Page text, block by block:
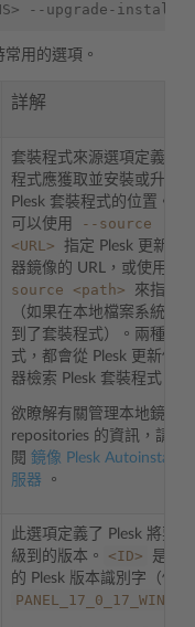
> --upgrade-
用的選項。
詳解
套裝程式來源選項定義安裝
程式應獲取並安裝或升級
Plesk 套裝程式的位置。您
可以使用
--source
<URL>
指定 Plesk 更新伺
器鏡像的 URL，或使用
source
<path>
來指定
（如果在本地檔案系統中找
到了套裝程式）。兩種方
式，都會從 Plesk 更新伺服
器檢索 Plesk 套裝程式。
欲瞭解有關管理本地鏡像
repositories 的資訊，請參
閱 鏡像 Plesk Autoinstall 伺
服器 。
此選項定義了 Plesk 將要升
級到的版本。
<ID>
是唯
的 Plesk 版本識別字（例如
PANEL_17_0_17_WIN